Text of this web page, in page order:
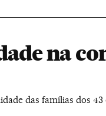
na
das famílias dos 43